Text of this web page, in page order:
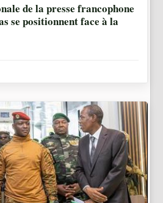
de la presse francophone
se positionnent face à la